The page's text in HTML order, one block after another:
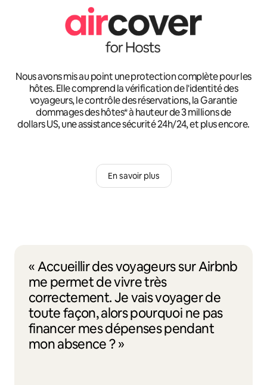
Nous avons mis au point une protection complète pour les
hôtes. Elle comprend la vérification de l'identité des
voyageurs, le contrôle des réservations, la Garantie
dommages des hôtes* à hauteur de 3 millions de
dollars US, une assistance sécurité 24h/24, et plus encore.
En savoir plus
« Accueillir des voyageurs sur Airbnb
me permet de vivre très
correctement. Je vais voyager de
toute façon, alors pourquoi ne pas
financer mes dépenses pendant
mon absence ? »